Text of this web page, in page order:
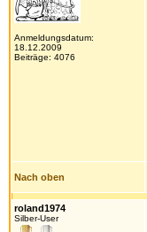
Anmeldungsdatum:
18.12.2009
Beiträge: 4076
Nach oben
roland1974
Silber-User